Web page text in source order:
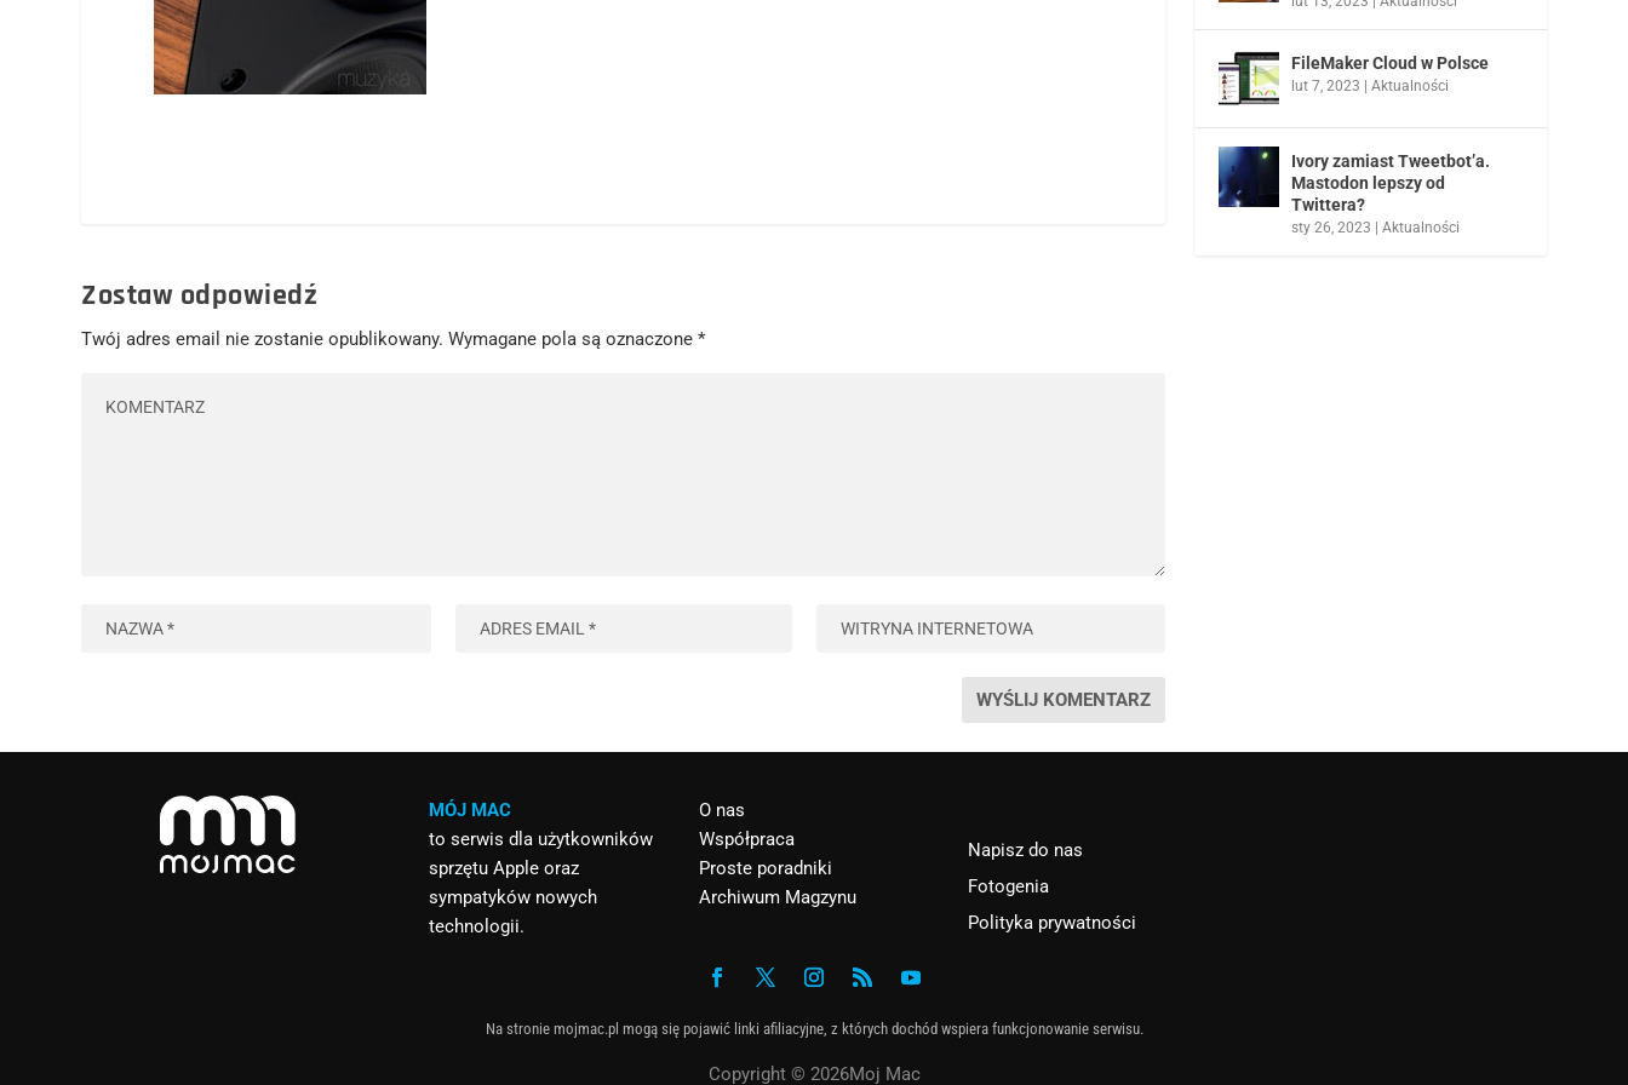
Zostaw odpowiedź
Twój adres email nie zostanie opublikowany. Wymagane pola są oznaczone*
FileMaker Cloud w Polsce
lut 7, 2023 |Aktualności
Ivory zamiast Tweetbot’a.
Mastodon lepszy od
Twittera?
sty 26, 2023 |Aktualności
MÓJ MAC
to serwis dla użytkowników
sprzętu Apple oraz
sympatyków nowych
technologii.
O nas
Współpraca
Proste poradniki
Archiwum Magzynu
Napisz do nas
Fotogenia
Polityka prywatności
Na stronie mojmac.pl mogą się pojawić linki afiliacyjne, z których dochód wspiera funkcjonowanie serwisu.
Copyright © 2026Moj Mac